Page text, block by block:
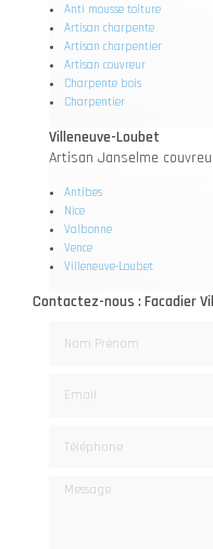
Anti mousse toiture
Artisan charpente
Artisan charpentier
Artisan couvreur
Charpente bois
Charpentier
Villeneuve-Loubet
Artisan Janselme
Antibes
Nice
Valbonne
Vence
Villeneuve-Loubet
Contactez-nous : Facadier
Message